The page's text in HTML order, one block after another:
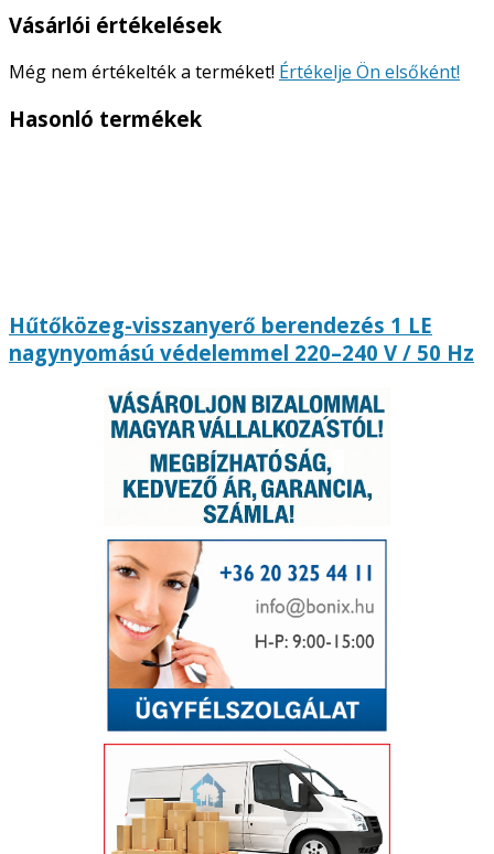
Vásárlói értékelések
Még nem értékelték a terméket! Értékelje Ön elsőként!
Hasonló termékek
Hűtőközeg-visszanyerő berendezés 1 LE
nagynyomású védelemmel 220–240 V / 50 Hz